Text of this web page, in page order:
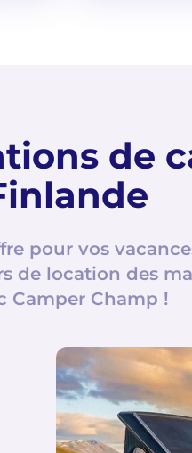
de
pour vos
de location des
Camper Champ !